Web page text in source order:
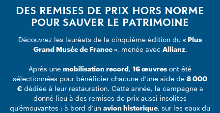
DES REMISES DE PRIX HORS NORME
POUR SAUVER LE PATRIMOINE
Découvrez les lauréats de la cinquième édition du « Plus
Grand Musée de France », menée avec Allianz.
Après une mobilisation record, 16 œuvres ont été
sélectionnées pour bénéficier chacune d’une aide de 8 000
€dédiée à leur restauration. Cette année, la campagne a
donné lieu à des remises de prix aussi insolites
qu’émouvantes : à bord d’un avion historique, sur les eaux du